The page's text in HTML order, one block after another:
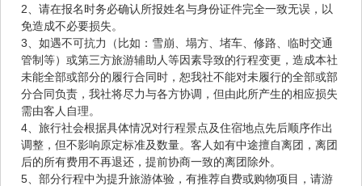
2、请在报名时务必确认所报姓名与身份证件完全一致无误，以
免造成不必要损失。
3、如遇不可抗力（比如：雪崩、塌方、堵车、修路、临时交通
管制等）或第三方旅游辅助人等因素导致的行程变更，造成本社
未能全部或部分的履行合同时，恕我社不能对未履行的全部或部
分合同负责，我社将尽力与各方协调，但由此所产生的相应损失
需由客人自理。
4、旅行社会根据具体情况对行程景点及住宿地点先后顺序作出
调整，但不影响原定标准及数量。客人如有中途擅自离团，离团
后的所有费用不再退还，提前协商一致的离团除外。
5、部分行程中为提升旅游体验，有推荐自费或购物项目，请游